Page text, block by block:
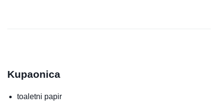
Kupaonica
toaletni papir